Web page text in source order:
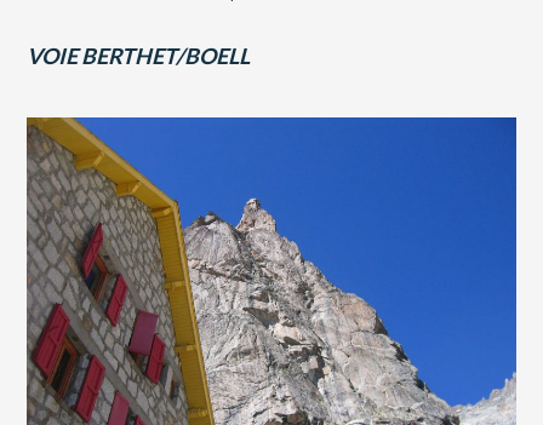
VOIE BERTHET/BOELL